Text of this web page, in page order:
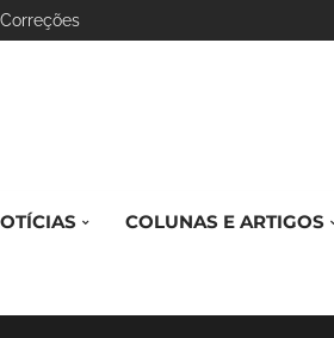
COLUNAS E ARTIGOS